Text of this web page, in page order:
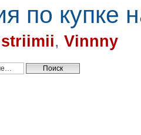
по купке
striimii, Vinnny